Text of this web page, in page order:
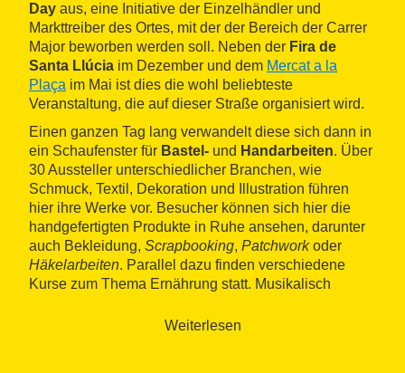
Day aus, eine Initiative der Einzelhändler und
Markttreiber des Ortes, mit der der Bereich der Carrer
Major beworben werden soll. Neben der Fira de
Santa Llúcia im Dezember und dem Mercat a la
Plaça im Mai ist dies die wohl beliebteste
Veranstaltung, die auf dieser Straße organisiert wird.
Einen ganzen Tag lang verwandelt diese sich dann in
ein Schaufenster für Bastel- und Handarbeiten. Über
30 Aussteller unterschiedlicher Branchen, wie
Schmuck, Textil, Dekoration und Illustration führen
hier ihre Werke vor. Besucher können sich hier die
handgefertigten Produkte in Ruhe ansehen, darunter
auch Bekleidung, Scrapbooking, Patchworkoder
Häkelarbeiten. Parallel dazu finden verschiedene
Kurse zum Thema Ernährung statt. Musikalisch
DJs.
Weiterlesen